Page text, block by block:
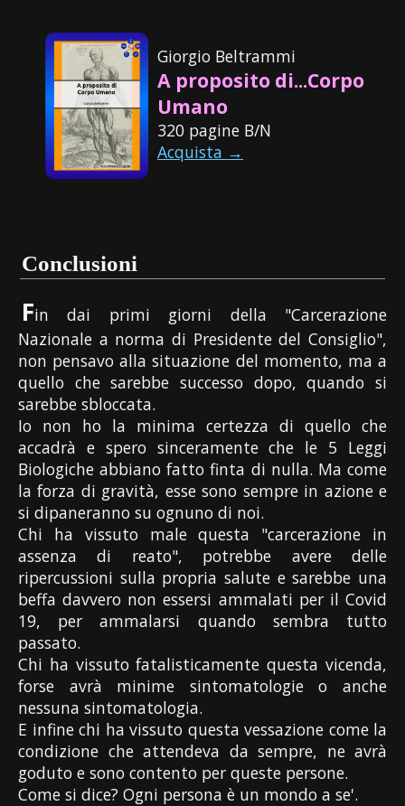
Giorgio Beltrammi
A proposito di...Corpo
Umano
320 pagine B/N
Acquista →
Conclusioni
Fin dai primi giorni della "Carcerazione
Nazionale a norma di Presidente del Consiglio",
non pensavo alla situazione del momento, ma a
quello che sarebbe successo dopo, quando si
sarebbe sbloccata.
Io non ho la minima certezza di quello che
accadrà e spero sinceramente che le 5 Leggi
Biologiche abbiano fatto finta di nulla. Ma come
la forza di gravità, esse sono sempre in azione e
si dipaneranno su ognuno di noi.
Chi ha vissuto male questa "carcerazione in
assenza di reato", potrebbe avere delle
ripercussioni sulla propria salute e sarebbe una
beffa davvero non essersi ammalati per il Covid
19, per ammalarsi quando sembra tutto
passato.
Chi ha vissuto fatalisticamente questa vicenda,
forse avrà minime sintomatologie o anche
nessuna sintomatologia.
E infine chi ha vissuto questa vessazione come la
condizione che attendeva da sempre, ne avrà
goduto e sono contento per queste persone.
Come si dice? Ogni persona è un mondo a se'.